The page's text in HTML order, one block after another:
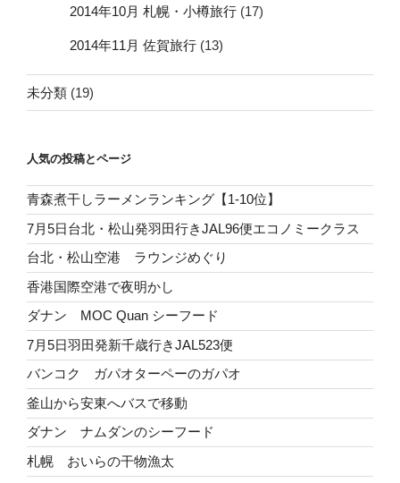
2014年10月 札幌・小樽旅行 (17)
2014年11月 佐賀旅行 (13)
未分類 (19)
人気の投稿とページ
青森煮干しラーメンランキング【1-10位】
7月5日台北・松山発羽田行きJAL96便エコノミークラス
台北・松山空港 ラウンジめぐり
香港国際空港で夜明かし
ダナン MOC Quan シーフード
7月5日羽田発新千歳行きJAL523便
バンコク ガパオターペーのガパオ
釜山から安東へバスで移動
ダナン ナムダンのシーフード
札幌 おいらの干物漁太